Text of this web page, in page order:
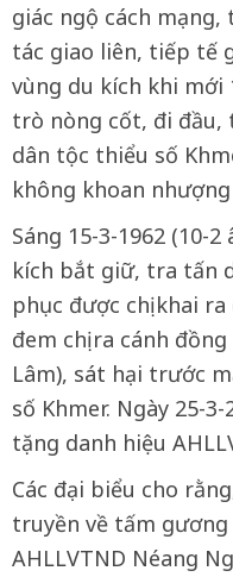
giác ngộ cách
tác giao liên, tiếp tế
vùng du kích khi mới
trò nòng cốt, đi đầu,
dân tộc thiểu số
không khoan nhượng
Sáng 15-3-1962 (10-
kích bắt giữ, tra tấn
phục được chị khai
đem chị ra cánh
Lâm), sát hại trước
số Khmer. Ngày 25-
tặng danh hiệu
Các đại biểu cho
truyền về tấm gương
AHLLVTND Néang